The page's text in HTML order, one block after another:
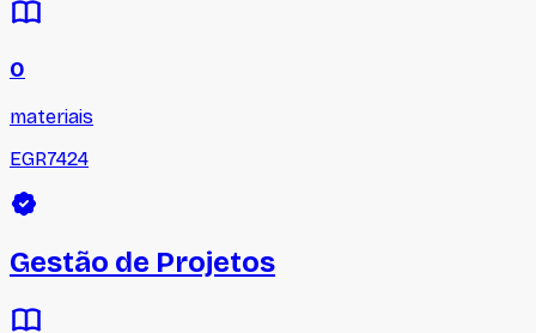
0
materiais
EGR7424
Gestão de Projetos